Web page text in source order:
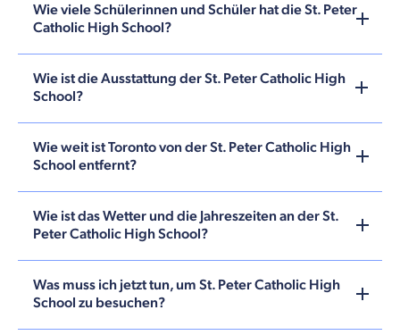
Wie viele Schülerinnen und Schüler hat die St. Peter
Catholic High School?
Wie ist die Ausstattung der St. Peter Catholic High
School?
Wie weit ist Toronto von der St. Peter Catholic High
School entfernt?
Wie ist das Wetter und die Jahreszeiten an der St.
Peter Catholic High School?
Was muss ich jetzt tun, um St. Peter Catholic High
School zu besuchen?